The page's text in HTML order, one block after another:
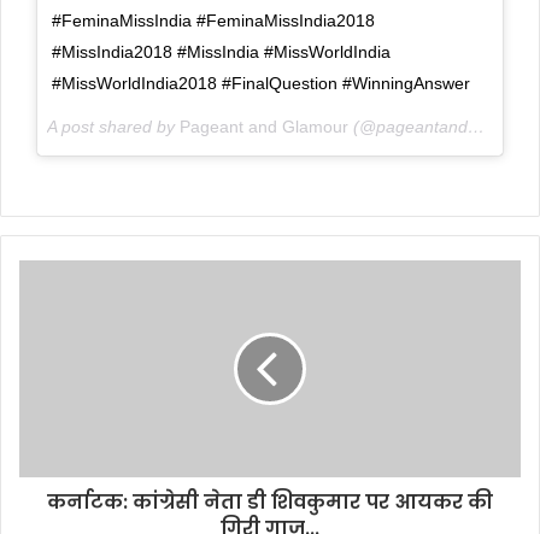
#FeminaMissIndia #FeminaMissIndia2018
#MissIndia2018 #MissIndia #MissWorldIndia
#MissWorldIndia2018 #FinalQuestion #WinningAnswer
A post shared by Pageant and Glamour (@pageantandglamour) on
कर्नाटक: कांग्रेसी नेता डी शिवकुमार पर आयकर की